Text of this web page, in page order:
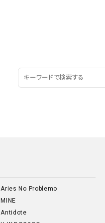
Aries No Problemo
MINE
Antidote